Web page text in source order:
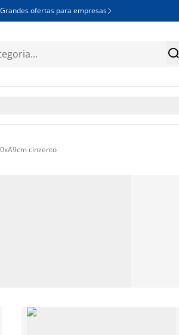
Grandes ofertas para empresas 

cinzento